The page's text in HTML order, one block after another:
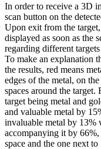
In order to receive a 3D
scan button on the
Upon exit from the
displayed as soon as the
regarding different
To make an explanation
the results, red means
edges of the metal, on
spaces around the
target being metal and
and valuable metal by
invaluable metal by 13%
accompanying it by
space and the one next